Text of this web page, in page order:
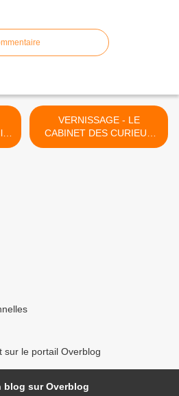
VERNISSAGE - LE
CABINET DES CURIEUX
BIZARRES #4 - EXPO
sur le portail Overblog
blog sur Overblog